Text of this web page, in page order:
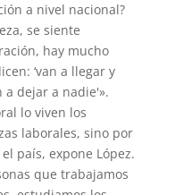
a nivel nacional?
se siente
hay mucho
‘van a llegar y
a dejar a nadie'».
lo viven los
laborales, sino por
país, expone López.
que trabajamos